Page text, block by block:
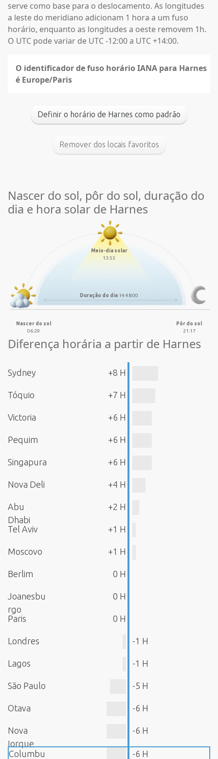
serve como base para o deslocamento. As longitudes
a leste do meridiano adicionam 1 hora a um fuso
horário, enquanto as longitudes a oeste removem 1h.
O UTC pode variar de UTC -12:00 a UTC +14:00.
O identificador de fuso horário IANA para Harnes
é Europe/Paris
Definir o horário de Harnes como padrão
Remover dos locais favoritos
Nascer do sol, pôr do sol, duração do
dia e hora solar de Harnes
Meio-dia solar
13:53
Duração do dia 14:48:00
Nascer do sol
06:29
Pôr do sol
21:17
Diferença horária a partir de Harnes
Sydney +8 H
Tóquio +7 H
Victoria +6 H
Pequim +6 H
Singapura +6 H
Nova Deli +4 H
Abu
Dhabi
+2 H
Tel Aviv +1 H
Moscovo +1 H
Berlim 0 H
Joanesbu
rgo
0 H
Paris 0 H
Londres -1 H
Lagos -1 H
São Paulo -5 H
Otava -6 H
Nova
Iorque
-6 H
Columbu -6 H